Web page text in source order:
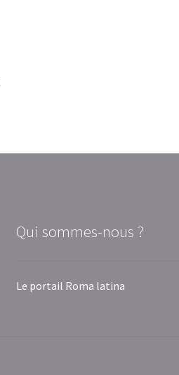
Qui sommes-nous ?
Le portail Roma latina